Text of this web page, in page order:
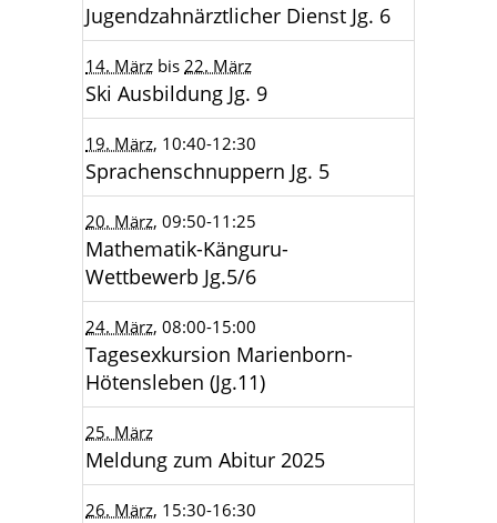
Jugendzahnärztlicher Dienst Jg. 6
14. März bis 22. März
Ski Ausbildung Jg. 9
19. März, 10:40-12:30
Sprachenschnuppern Jg. 5
20. März, 09:50-11:25
Mathematik-Känguru-
Wettbewerb Jg.5/6
24. März, 08:00-15:00
Tagesexkursion Marienborn-
Hötensleben (Jg.11)
25. März
Meldung zum Abitur 2025
26. März, 15:30-16:30